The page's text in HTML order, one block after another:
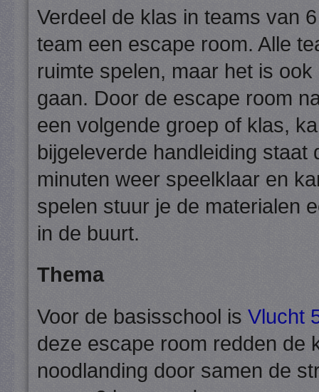
Verdeel de klas in teams van
team een escape room. Alle
ruimte spelen, maar het is
gaan. Door de escape room
een volgende groep of klas,
bijgeleverde handleiding
minuten weer speelklaar en
spelen stuur je de materialen
in de buurt.
Thema
Voor de basisschool is Vlucht
deze escape room redden de
noodlanding door samen de